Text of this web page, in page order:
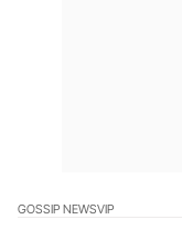
GOSSIP NEWSVIP